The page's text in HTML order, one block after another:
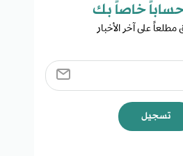
خاصاً بك​
على آخر الأخبار
تسجيل